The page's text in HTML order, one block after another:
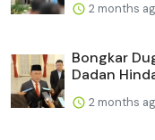
2 months
Bongkar
Dadan
2 months